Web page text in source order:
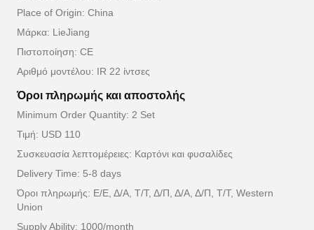
Place of Origin: China
Μάρκα: LieJiang
Πιστοποίηση: CE
Αριθμό μοντέλου: IR 22 ίντσες
Όροι πληρωμής και αποστολής
Minimum Order Quantity: 2 Set
Τιμή: USD 110
Συσκευασία λεπτομέρειες: Καρτόνι και φυσαλίδες
Delivery Time: 5-8 days
Όροι πληρωμής: Ε/Ε, Δ/Α, Τ/Τ, Δ/Π, Δ/Α, Δ/Π, Τ/Τ, Western
Union
Supply Ability: 1000/month